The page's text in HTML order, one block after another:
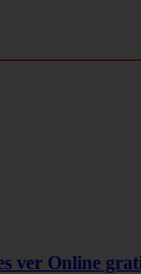
ver Online